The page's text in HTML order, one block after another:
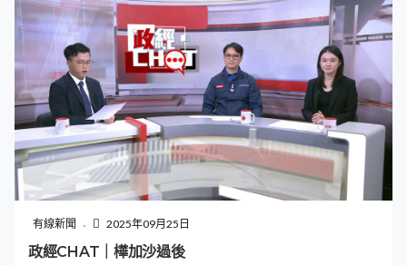
有線新聞 2025年09月25日
政經CHAT｜樺加沙過後